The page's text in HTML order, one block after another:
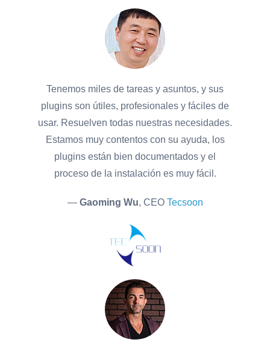
Tenemos miles de tareas y asuntos, y sus
plugins son útiles, profesionales y fáciles de
usar. Resuelven todas nuestras necesidades.
Estamos muy contentos con su ayuda, los
plugins están bien documentados y el
proceso de la instalación es muy fácil.
— Gaoming Wu, CEO Tecsoon